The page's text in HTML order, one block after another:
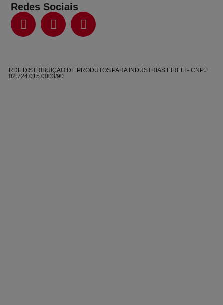
Redes Sociais
RDL DISTRIBUIÇAO DE PRODUTOS PARA INDUSTRIAS EIRELI - CNPJ:
02.724.015.0003/90